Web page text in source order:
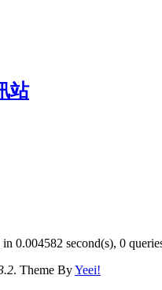
in 0.004582 second(s), 0
. Theme ByYeei!